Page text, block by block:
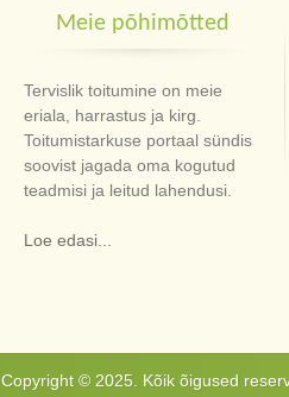
Meie põhimõtted
Tervislik toitumine on meie
eriala, harrastus ja kirg.
Toitumistarkuse portaal sündis
soovist jagada oma kogutud
teadmisi ja leitud lahendusi.
Loe edasi...
Copyright © 2025. Kõik õigused